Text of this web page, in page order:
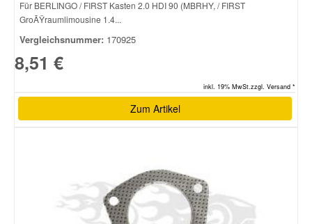
Für BERLINGO / FIRST Kasten 2.0 HDI 90 (MBRHY, / FIRST
GroÃŸraumlimousine 1.4...
Vergleichsnummer: 170925
8,51 €
inkl. 19% MwSt.zzgl. Versand *
Zum Artikel